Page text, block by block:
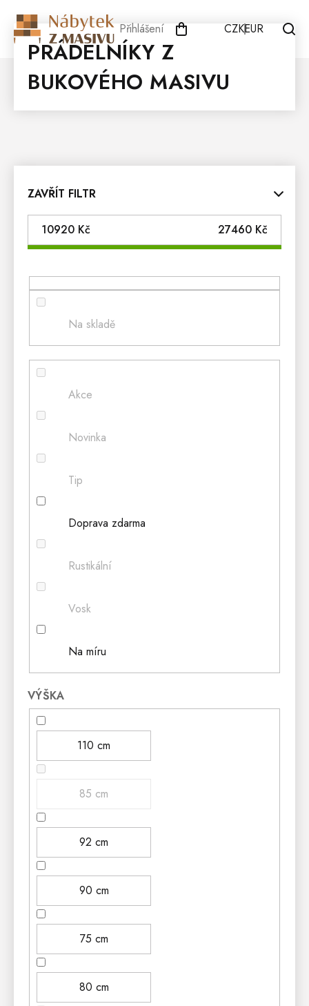
obsah
Přihlášení CZKEUR
PRÁDELNÍKY Z
BUKOVÉHO MASIVU
ZAVŘÍT FILTR
10920 Kč 27460 Kč
Na skladě
Akce
Novinka
Tip
Doprava zdarma
Rustikální
Vosk
Na míru
VÝŠKA
110 cm
85 cm
92 cm
90 cm
75 cm
80 cm